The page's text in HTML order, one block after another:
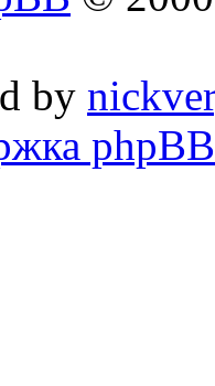
by
phpBB